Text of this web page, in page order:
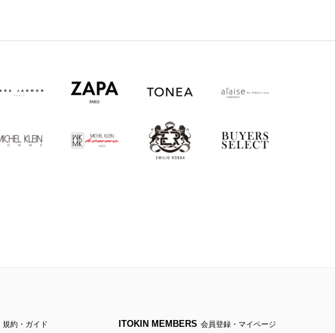
規約・ガイド ITOKIN MEMBERS 会員登録・マイページ